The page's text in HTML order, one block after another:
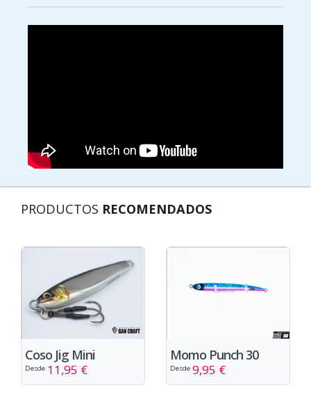
PRODUCTOS RECOMENDADOS
Coso Jig Mini
Desde 11,95 €
Momo Punch 30
Desde 9,95 €